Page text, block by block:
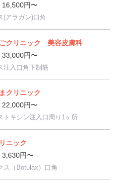
16,500円〜
(アラガン)口角
クリニック 美容皮膚科
33,000円〜
注入口角下制筋
クリニック
22,000円〜
トキシン注入口周り1ヶ所
ニック
3,630円〜
ス（Botulax）口角